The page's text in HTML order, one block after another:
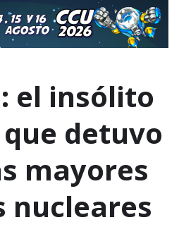
el insólito
detuvo
mayores
nucleares